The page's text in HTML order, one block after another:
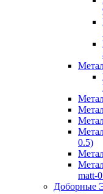
0.5)
matt-
Доборные